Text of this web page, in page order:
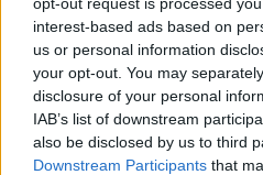
interest-based ads based on
us or personal information
your opt-out. You may
disclosure of your personal
IAB’s list of downstream
also be disclosed by us to third
Downstream Participants that